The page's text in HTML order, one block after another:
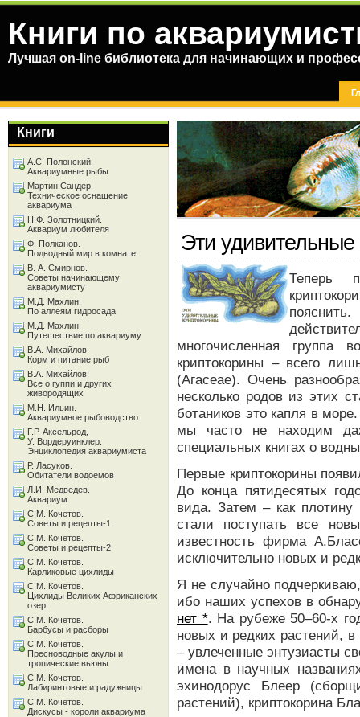
Книги по
Лучшая on-line библиотека для начинающих и
Эти
Теперь
многочисленная группа
криптокорины – всего
(Агасеае). Очень
несколько родов из этих
ботаников это капля в
мы часто не находим
специальных книгах о
Первые криптокорины
До конца пятидесятых
вида. Затем – как
стали поступать все
известность фирма
исключительно новых и
Я не случайно
ибо наших успехов в
нет *. На рубеже 50–60-х
новых и редких растений,
– увлеченные энтузиасты
имена в научных
эхинодорус Блеер
растений), криптокорина
Книги
А.С. Полонский.
Аквариумные рыбы
Мартин Сандер.
Техническое оснащение
аквариума
Н.Ф. Золотницкий.
Аквариум любителя
Ф. Полканов.
Подводный мир в комнате
В. А. Смирнов.
Советы начинающему
аквариумисту
М.Д. Махлин.
По аллеям гидросада
М.Д. Махлин.
Путешествие по аквариуму
В.А. Михайлов.
Корм и питание рыб
В.А. Михайлов.
Все о гуппи и других
живородящих
М.Н. Ильин.
Аквариумное рыбоводство
Г.Р. Аксельрод,
У. Вордеруинклер.
Энциклопедия аквариумиста
Р. Ласуков.
Обитатели водоемов
Л.И. Медведев.
Аквариум
С.М. Кочетов.
Советы и рецепты-1
С.М. Кочетов.
Советы и рецепты-2
С.М. Кочетов.
Карликовые цихлиды
С.М. Кочетов.
Цихлиды Великих Африканских
озер
С.М. Кочетов.
Барбусы и расборы
С.М. Кочетов.
Пресноводные акулы и
тропические вьюны
С.М. Кочетов.
Лабиринтовые и радужницы
С.М. Кочетов.
Дискусы - короли аквариума